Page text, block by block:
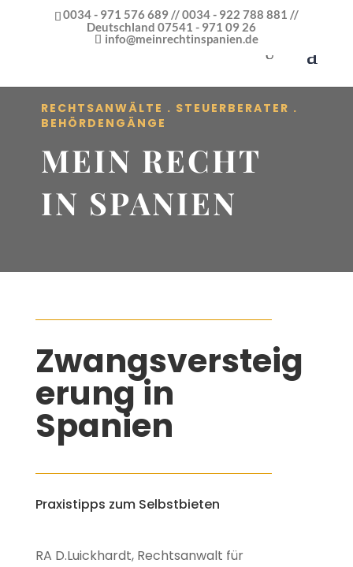
0034 - 971 576 689 // 0034 - 922 788 881 //
Deutschland 07541 - 971 09 26
info@meinrechtinspanien.de
RECHTSANWÄLTE . STEUERBERATER .
BEHÖRDENGÄNGE
MEIN RECHT
IN SPANIEN
Zwangsversteig
erung in
Spanien
Praxistipps zum Selbstbieten
RA D.Luickhardt, Rechtsanwalt für